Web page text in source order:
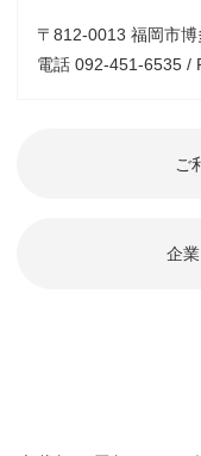
〒812-0013 福岡市
電話 092-451-6535 /
ご
企